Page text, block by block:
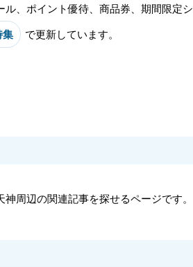
、ポイント優待、商品券、期間限定シ
集 で更新しています。
周辺の関連記事を探せるページです。